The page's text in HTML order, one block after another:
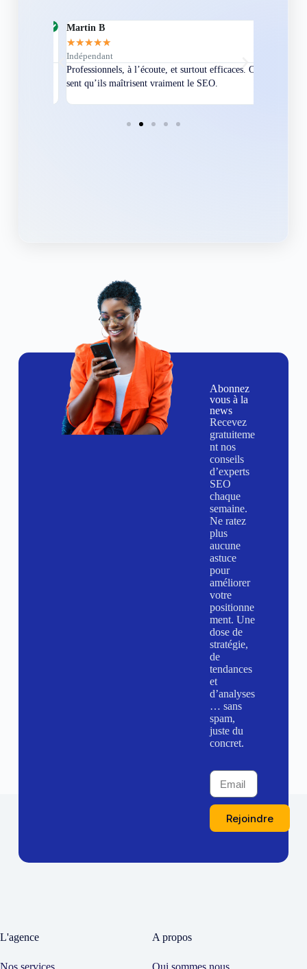
Martin B
★★★★
Indépendant
Professionnels, à l’écoute, et surtout efficaces. On
sent qu’ils maîtrisent vraiment le SEO.
Abonnez
vous à la
news
Recevez
gratuiteme
nt nos
conseils
d’experts
SEO
chaque
semaine.
Ne ratez
plus
aucune
astuce
pour
améliorer
votre
positionne
ment. Une
dose de
stratégie,
de
tendances
et
d’analyses
… sans
spam,
juste du
concret.
Rejoindre
L'agence A propos